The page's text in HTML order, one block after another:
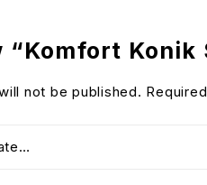
Konik
not be published.